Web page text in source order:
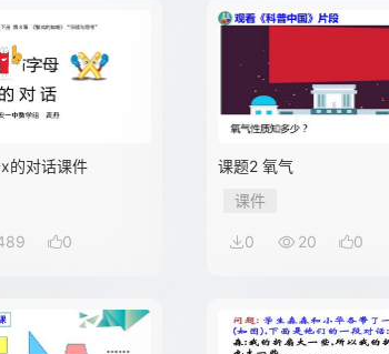
的对话课件
0
课题2 氧气
课件
0 20 0